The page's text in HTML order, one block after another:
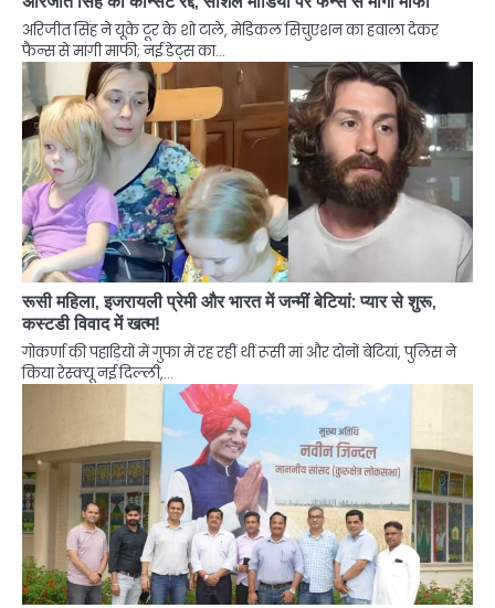
अरिजीत सिंह ने यूके टूर के शो टाले, मेडिकल सिचुएशन का हवाला देकर
फैन्स से मांगी माफी; नई डेट्स का…
रूसी महिला, इजरायली प्रेमी और भारत में जन्मीं बेटियां: प्यार से शुरू,
कस्टडी विवाद में खत्म!
गोकर्णा की पहाड़ियों में गुफा में रह रहीं थीं रूसी मां और दोनों बेटियां, पुलिस ने
किया रेस्क्यू नई दिल्ली,…